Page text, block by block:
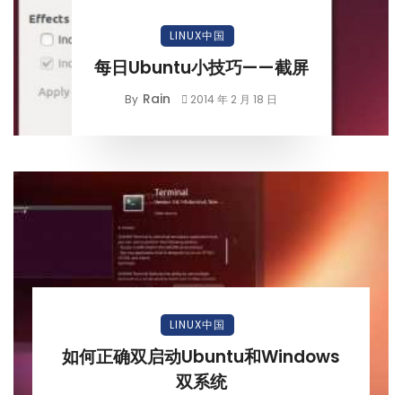
LINUX中国
每日Ubuntu小技巧——截屏
By Rain 2014 年 2 月 18 日
LINUX中国
如何正确双启动Ubuntu和Windows
双系统